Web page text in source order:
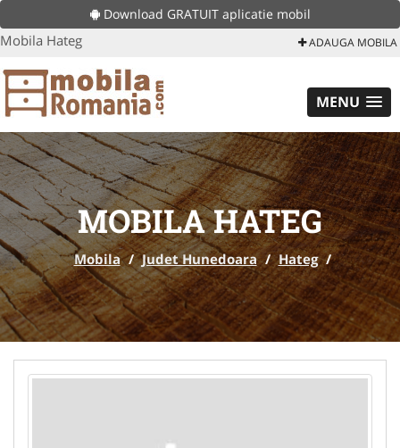
Download GRATUIT aplicatie mobil
Mobila Hateg ADAUGA MOBILA
MENU
MOBILA HATEG
Mobila / Judet Hunedoara / Hateg /